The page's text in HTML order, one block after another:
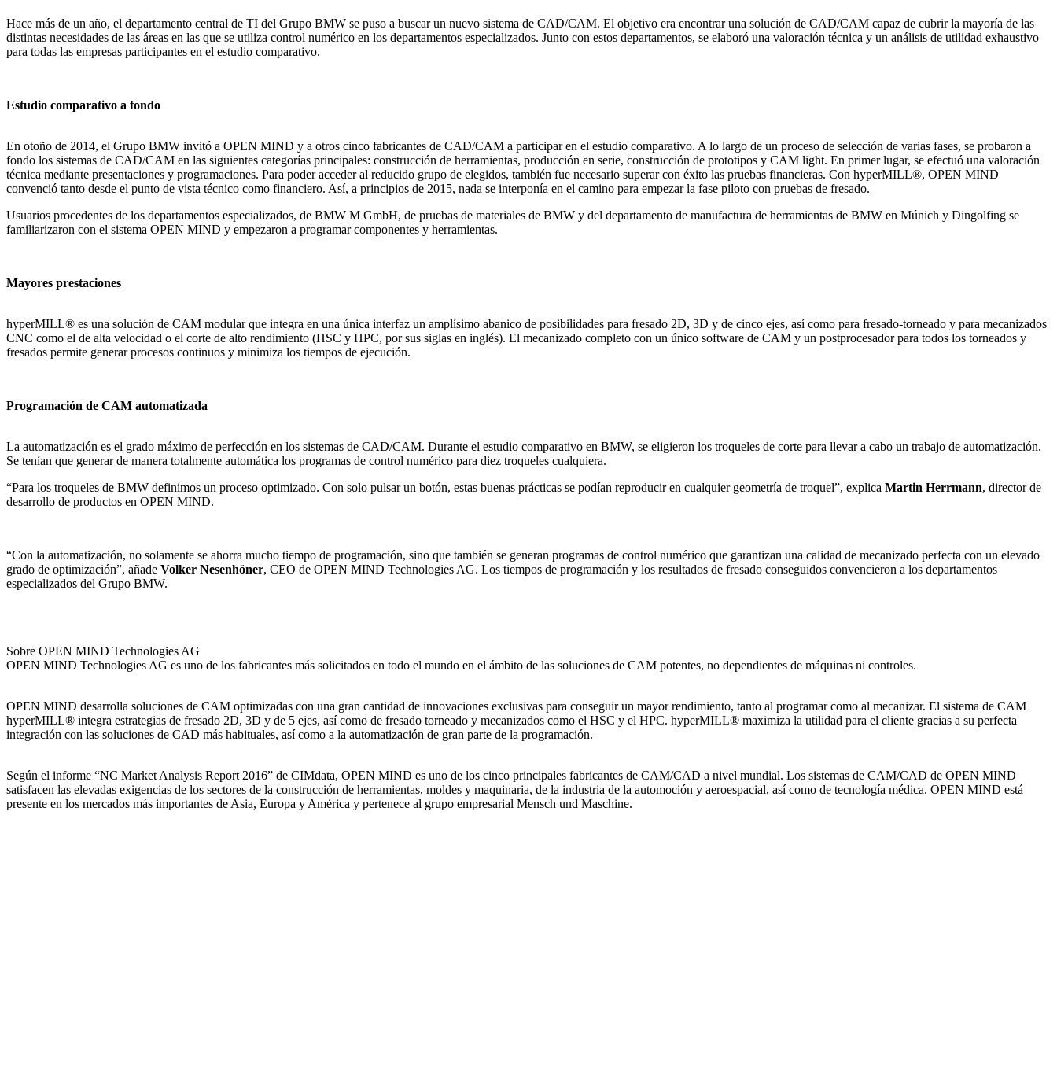
Hace más de un año, el departamento central de TI del Grupo BMW se puso a buscar un nuevo sistema de CAD/CAM. El objetivo era encontrar una solución de CAD/CAM capaz de cubrir la mayoría de las
distintas necesidades de las áreas en las que se utiliza control numérico en los departamentos especializados. Junto con estos departamentos, se elaboró una valoración técnica y un análisis de utilidad exhaustivo
para todas las empresas participantes en el estudio comparativo.
Estudio comparativo a fondo
En otoño de 2014, el Grupo BMW invitó a OPEN MIND y a otros cinco fabricantes de CAD/CAM a participar en el estudio comparativo. A lo largo de un proceso de selección de varias fases, se probaron a
fondo los sistemas de CAD/CAM en las siguientes categorías principales: construcción de herramientas, producción en serie, construcción de prototipos y CAM light. En primer lugar, se efectuó una valoración
técnica mediante presentaciones y programaciones. Para poder acceder al reducido grupo de elegidos, también fue necesario superar con éxito las pruebas financieras. Con hyperMILL®, OPEN MIND
convenció tanto desde el punto de vista técnico como financiero. Así, a principios de 2015, nada se interponía en el camino para empezar la fase piloto con pruebas de fresado.
Usuarios procedentes de los departamentos especializados, de BMW M GmbH, de pruebas de materiales de BMW y del departamento de manufactura de herramientas de BMW en Múnich y Dingolfing se
familiarizaron con el sistema OPEN MIND y empezaron a programar componentes y herramientas.
Mayores prestaciones
hyperMILL® es una solución de CAM modular que integra en una única interfaz un amplísimo abanico de posibilidades para fresado 2D, 3D y de cinco ejes, así como para fresado-torneado y para mecanizados
CNC como el de alta velocidad o el corte de alto rendimiento (HSC y HPC, por sus siglas en inglés). El mecanizado completo con un único software de CAM y un postprocesador para todos los torneados y
fresados permite generar procesos continuos y minimiza los tiempos de ejecución.
Programación de CAM automatizada
La automatización es el grado máximo de perfección en los sistemas de CAD/CAM. Durante el estudio comparativo en BMW, se eligieron los troqueles de corte para llevar a cabo un trabajo de automatización.
Se tenían que generar de manera totalmente automática los programas de control numérico para diez troqueles cualquiera.
“Para los troqueles de BMW definimos un proceso optimizado. Con solo pulsar un botón, estas buenas prácticas se podían reproducir en cualquier geometría de troquel”, explica Martin Herrmann, director de
desarrollo de productos en OPEN MIND.
“Con la automatización, no solamente se ahorra mucho tiempo de programación, sino que también se generan programas de control numérico que garantizan una calidad de mecanizado perfecta con un elevado
grado de optimización”, añade Volker Nesenhöner, CEO de OPEN MIND Technologies AG. Los tiempos de programación y los resultados de fresado conseguidos convencieron a los departamentos
especializados del Grupo BMW.
Sobre OPEN MIND Technologies AG
OPEN MIND Technologies AG es uno de los fabricantes más solicitados en todo el mundo en el ámbito de las soluciones de CAM potentes, no dependientes de máquinas ni controles.
OPEN MIND desarrolla soluciones de CAM optimizadas con una gran cantidad de innovaciones exclusivas para conseguir un mayor rendimiento, tanto al programar como al mecanizar. El sistema de CAM
hyperMILL® integra estrategias de fresado 2D, 3D y de 5 ejes, así como de fresado torneado y mecanizados como el HSC y el HPC. hyperMILL® maximiza la utilidad para el cliente gracias a su perfecta
integración con las soluciones de CAD más habituales, así como a la automatización de gran parte de la programación.
Según el informe “NC Market Analysis Report 2016” de CIMdata, OPEN MIND es uno de los cinco principales fabricantes de CAM/CAD a nivel mundial. Los sistemas de CAM/CAD de OPEN MIND
satisfacen las elevadas exigencias de los sectores de la construcción de herramientas, moldes y maquinaria, de la industria de la automoción y aeroespacial, así como de tecnología médica. OPEN MIND está
presente en los mercados más importantes de Asia, Europa y América y pertenece al grupo empresarial Mensch und Maschine.